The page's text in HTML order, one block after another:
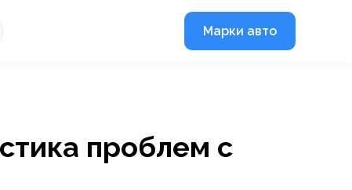
Марки авто
проблем с